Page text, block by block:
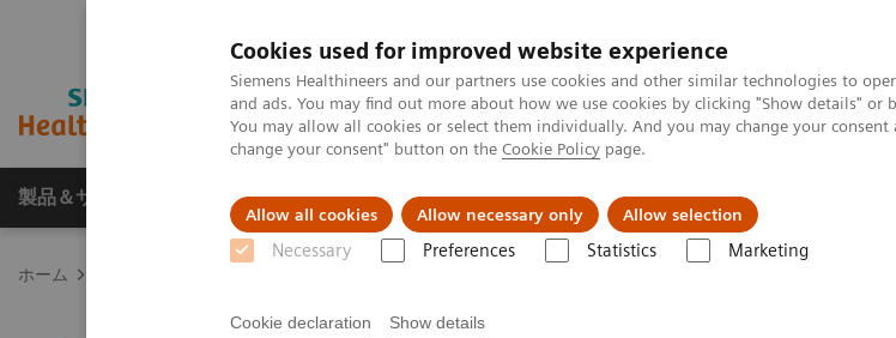
Cookies used for improved website experience
Siemens Healthineers and our partners use cookies and other similar technologies to
and ads. You may find out more about how we use cookies by clicking "Show details" or
You may allow all cookies or select them individually. And you may change your
change your consent" button on the Cookie Policy page.
Allow all cookies Allow necessary only Allow selection
Necessary Preferences Statistics Marketing
Cookie declaration Show details
製品＆サービス サポート情報 Insights 会社情報
ホーム